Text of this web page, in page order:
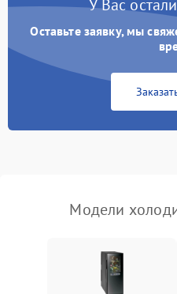
Образование конденсата
Сбой в работе инвертора
работе
У Вас
Оставьте заявку, мы
Модели